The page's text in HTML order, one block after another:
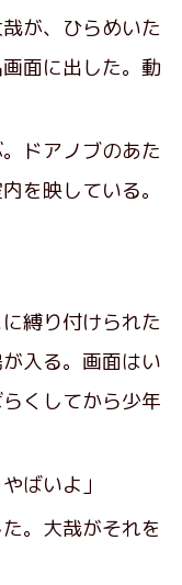
が、ひらめいた
面に出した。動
ドアノブのあた
を映している。
縛り付けられた
入る。画面はい
くしてから少年
ばいよ」
。大哉がそれを